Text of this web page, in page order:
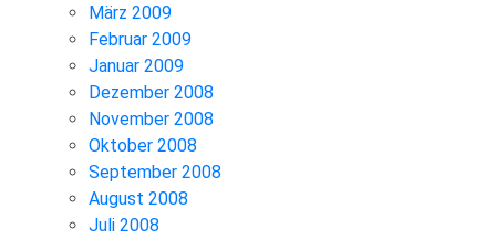
März 2009
Februar 2009
Januar 2009
Dezember 2008
November 2008
Oktober 2008
September 2008
August 2008
Juli 2008